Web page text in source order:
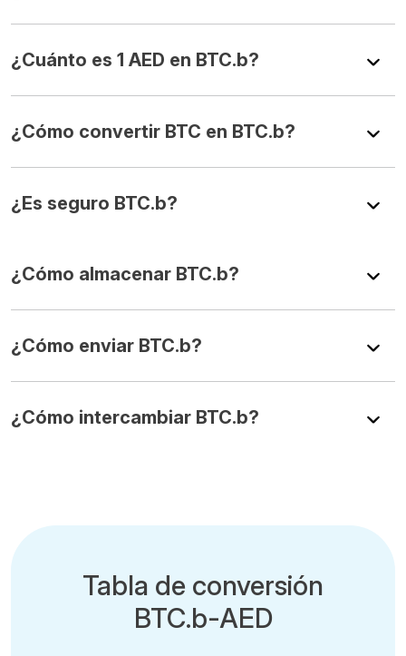
¿Cuánto es 1 AED en BTC.b?
¿Cómo convertir BTC en BTC.b?
¿Es seguro BTC.b?
¿Cómo almacenar BTC.b?
¿Cómo enviar BTC.b?
¿Cómo intercambiar BTC.b?
Tabla de conversión
BTC.b-AED